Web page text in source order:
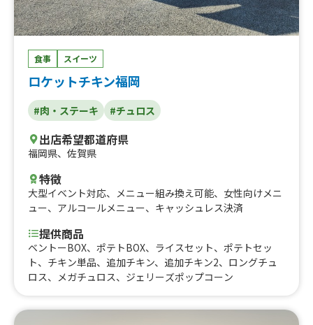
食事 スイーツ
ロケットチキン福岡
#肉・ステーキ #チュロス
出店希望都道府県
福岡県、 佐賀県
特徴
大型イベント対応、 メニュー組み換え可能、 女性向けメニ
ュー、 アルコールメニュー、 キャッシュレス決済
提供商品
ベントーBOX、ポテトBOX、ライスセット、ポテトセッ
ト、チキン単品、追加チキン、追加チキン2、ロングチュ
ロス、メガチュロス、ジェリーズポップコーン